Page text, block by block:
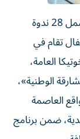
وتتضمن مشاركة الإمارة 35 فعالية ثقافية، تشمل 28 ندوة
عمل للأطفال تقام في
العامة،
الشارقة الوطنية»،
العاصمة
ضمن برنامج